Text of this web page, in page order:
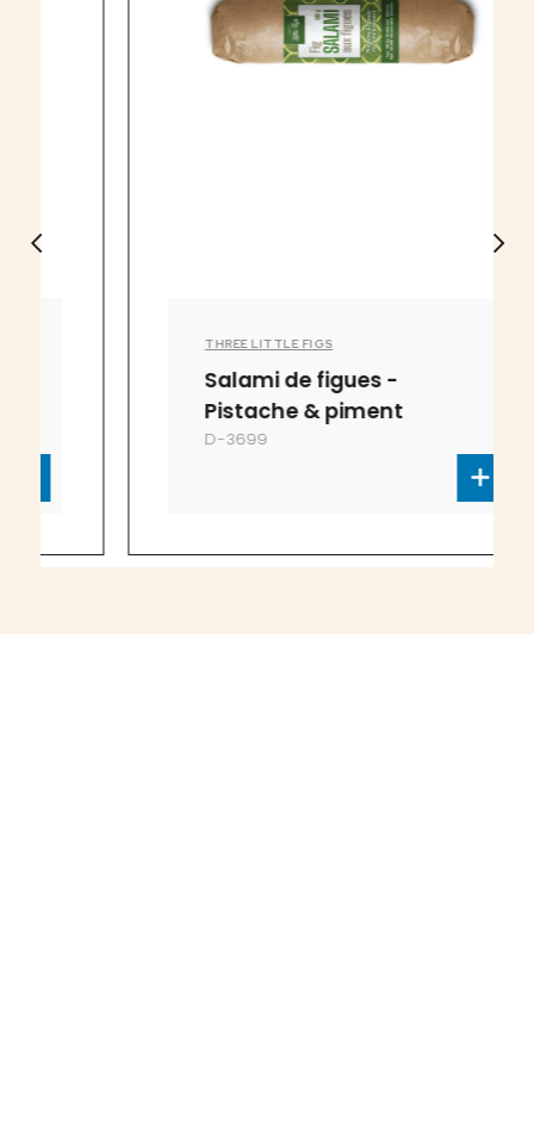
THREE LITTLE FIGS
Salami de figues -
Pistache & piment